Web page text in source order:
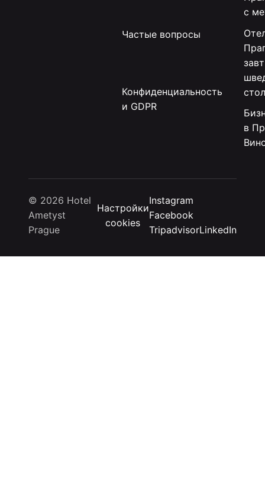
Частые вопросы
Конфиденциальность
и GDPR
с
в
© 2026 Hotel
Ametyst
Prague
Настройки
cookies
Instagram
Facebook
TripadvisorLinkedIn